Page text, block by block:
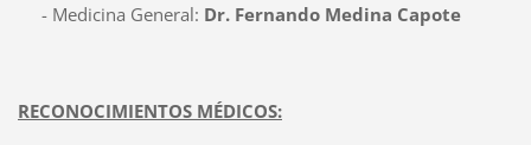
- Medicina General: Dr. Fernando Medina Capote
RECONOCIMIENTOS MÉDICOS: